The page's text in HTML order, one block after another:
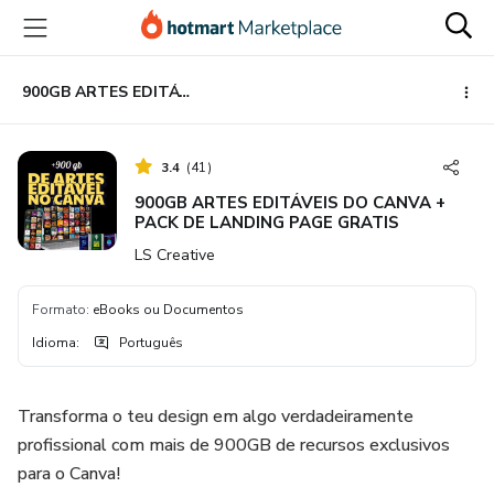
para
conteúdo
principal
para
pagamento
para
rodapé
900GB ARTES EDITÁVEIS DO CANVA + PACK DE LANDING PAGE GRATIS
3.4 (41)
900GB ARTES EDITÁVEIS DO CANVA +
PACK DE LANDING PAGE GRATIS
LS Creative
Formato: eBooks ou Documentos
Idioma: Português
Transforma o teu design em algo verdadeiramente
profissional com mais de 900GB de recursos exclusivos
para o Canva!